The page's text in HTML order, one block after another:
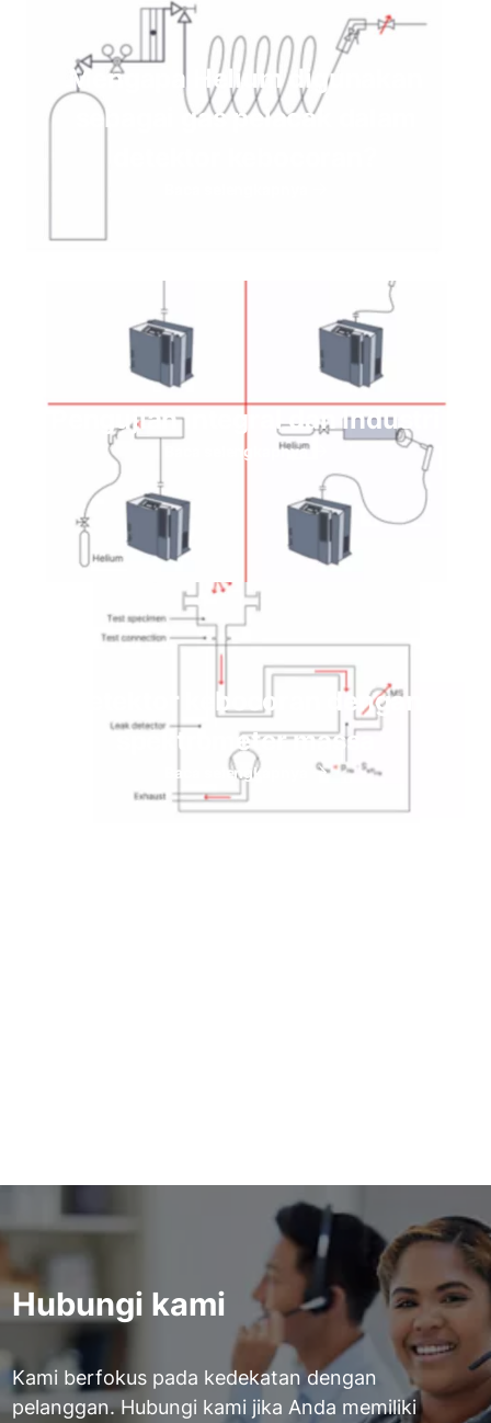
Mengapa Helium digunakan
sebagai gas pelacak dalam
Pengujian integral dan Industri
Baca selengkapnya
Detektor kebocoran dengan
spektrometer massa
Baca selengkapnya
Hubungi kami
Kami berfokus pada kedekatan dengan
pelanggan. Hubungi kami jika Anda memiliki